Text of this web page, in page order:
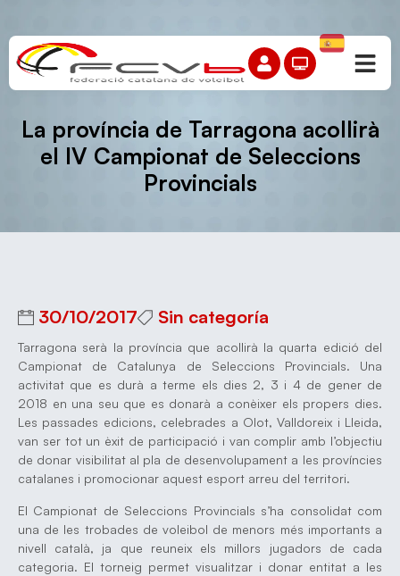
La província de Tarragona acollirà
el IV Campionat de Seleccions
Provincials
30/10/2017 Sin categoría
Tarragona serà la província que acollirà la quarta edició del
Campionat de Catalunya de Seleccions Provincials. Una
activitat que es durà a terme els dies 2, 3 i 4 de gener de
2018 en una seu que es donarà a conèixer els propers dies.
Les passades edicions, celebrades a Olot, Valldoreix i Lleida,
van ser tot un èxit de participació i van complir amb l’objectiu
de donar visibilitat al pla de desenvolupament a les províncies
catalanes i promocionar aquest esport arreu del territori.
El Campionat de Seleccions Provincials s’ha consolidat com
una de les trobades de voleibol de menors més importants a
nivell català, ja que reuneix els millors jugadors de cada
categoria. El torneig permet visualitzar i donar entitat a les